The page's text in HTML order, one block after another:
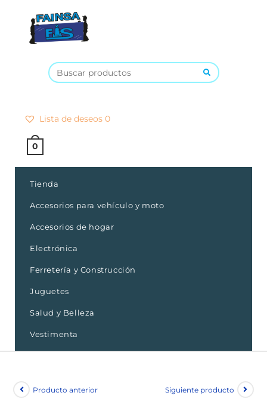
Lista de deseos 0
0
Tienda
Accesorios para vehículo y moto
Accesorios de hogar
Electrónica
Ferretería y Construcción
Juguetes
Salud y Belleza
Vestimenta
Producto anterior Siguiente producto